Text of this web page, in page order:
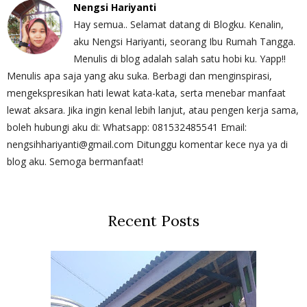
Nengsi Hariyanti
Hay semua.. Selamat datang di Blogku. Kenalin,
aku Nengsi Hariyanti, seorang Ibu Rumah Tangga.
Menulis di blog adalah salah satu hobi ku. Yapp!!
Menulis apa saja yang aku suka. Berbagi dan menginspirasi,
mengekspresikan hati lewat kata-kata, serta menebar manfaat
lewat aksara. Jika ingin kenal lebih lanjut, atau pengen kerja sama,
boleh hubungi aku di: Whatsapp: 081532485541 Email:
nengsihhariyanti@gmail.com Ditunggu komentar kece nya ya di
blog aku. Semoga bermanfaat!
Recent Posts